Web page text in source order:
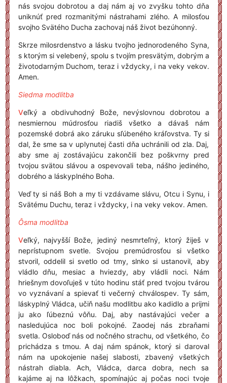
nás svojou dobrotou a daj nám aj vo zvyšku tohto dňa
uniknúť pred rozmanitými nástrahami zlého. A milosťou
svojho Svätého Ducha zachovaj náš život bezúhonný.
Skrze milosrdenstvo a lásku tvojho jednorodeného Syna,
s ktorým si velebený, spolu s tvojím presvätým, dobrým a
životodarným Duchom, teraz i vždycky, i na veky vekov.
Amen.
Siedma modlitba
Veľký a obdivuhodný Bože, nevýslovnou dobrotou a
nesmiernou múdrosťou riadiš všetko a dávaš nám
pozemské dobrá ako záruku sľúbeného kráľovstva. Ty si
dal, že sme sa v uplynutej časti dňa uchránili od zla. Daj,
aby sme aj zostávajúcu zakončili bez poškvrny pred
tvojou svätou slávou a ospevovali teba, nášho jediného,
dobrého a láskyplného Boha.
Veď ty si náš Boh a my ti vzdávame slávu, Otcu i Synu, i
Svätému Duchu, teraz i vždycky, i na veky vekov. Amen.
Ôsma modlitba
Veľký, najvyšší Bože, jediný nesmrteľný, ktorý žiješ v
neprístupnom svetle. Svojou premúdrosťou si všetko
stvoril, oddelil si svetlo od tmy, slnko si ustanovil, aby
vládlo dňu, mesiac a hviezdy, aby vládli noci. Nám
hriešnym dovoľuješ v túto hodinu stáť pred tvojou tvárou
vo vyznávaní a spievať ti večerný chválospev. Ty sám,
láskyplný Vládca, učiň našu modlitbu ako kadidlo a prijmi
ju ako ľúbeznú vôňu. Daj, aby nastávajúci večer a
nasledujúca noc boli pokojné. Zaodej nás zbraňami
svetla. Osloboď nás od nočného strachu, od všetkého, čo
prichádza s tmou. A daj nám spánok, ktorý si daroval
nám na upokojenie našej slabosti, zbavený všetkých
nástrah diabla. Ach, Vládca, darca dobra, nech sa
kajáme aj na lôžkach, spomínajúc aj počas noci tvoje